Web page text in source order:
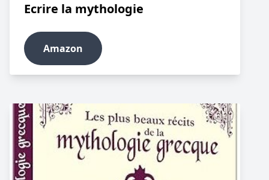
Ecrire la mythologie
Amazon